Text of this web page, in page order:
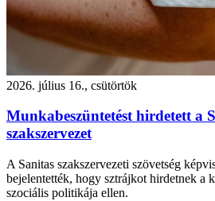
2026. július 16., csütörtök
Munkabeszüntetést hirdetett a
szakszervezet
A Sanitas szakszervezeti szövetség
bejelentették, hogy sztrájkot hirdetnek a
szociális politikája ellen.